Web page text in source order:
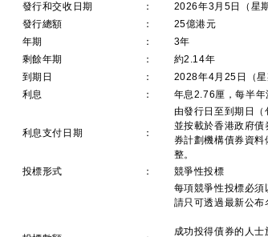
發行和交收日期
：
2026年3月5日（星期
發行總額
：
25億港元
年期
：
3年
剩餘年期
：
約2.14年
到期日
：
2028年4月25日（星
利息
： 年息2.76厘，每半年
利息支付日期 ：
由發行日至到期日
並按載於香港政府
券計劃機構債券資料
整。
投標形式
： 競爭性投標
每項競爭性投標必
請只可透過最新公布
成功投得債券的人